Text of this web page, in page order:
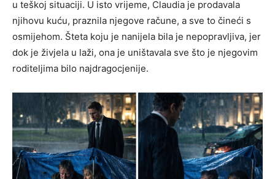
u teškoj situaciji. U isto vrijeme, Claudia je prodavala
njihovu kuću, praznila njegove račune, a sve to čineći s
osmijehom. Šteta koju je nanijela bila je nepopravljiva, jer
dok je živjela u laži, ona je uništavala sve što je njegovim
roditeljima bilo najdragocjenije.